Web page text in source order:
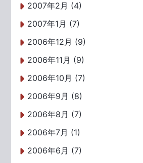
2007年2月 (4)
2007年1月 (7)
2006年12月 (9)
2006年11月 (9)
2006年10月 (7)
2006年9月 (8)
2006年8月 (7)
2006年7月 (1)
2006年6月 (7)